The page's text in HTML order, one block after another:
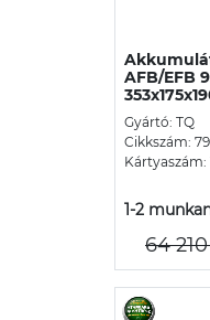
AFB/EFB
Gyártó: TQ
Cikkszám:
Kártyaszám:
1-2
64